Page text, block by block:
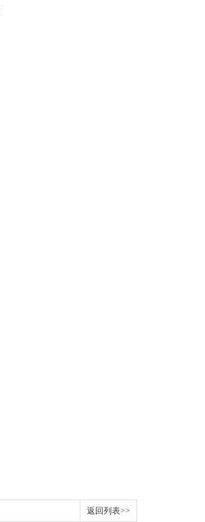
返回列表>>